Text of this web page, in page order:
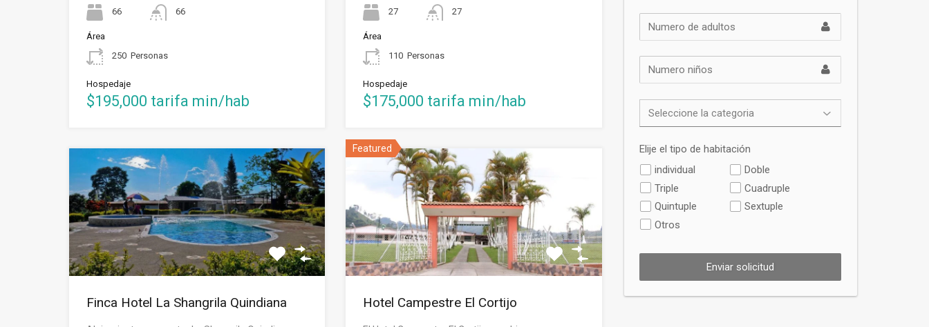
66
66
Área
250 Personas
Hospedaje
$195,000 tarifa min/hab
27
27
Área
110 Personas
Hospedaje
$175,000 tarifa min/hab
Finca Hotel La Shangrila Quindiana
Featured
Hotel Campestre El Cortijo
Elije el tipo de habitación
individual
Doble
Triple
Cuadruple
Quintuple
Sextuple
Otros
Enviar solicitud